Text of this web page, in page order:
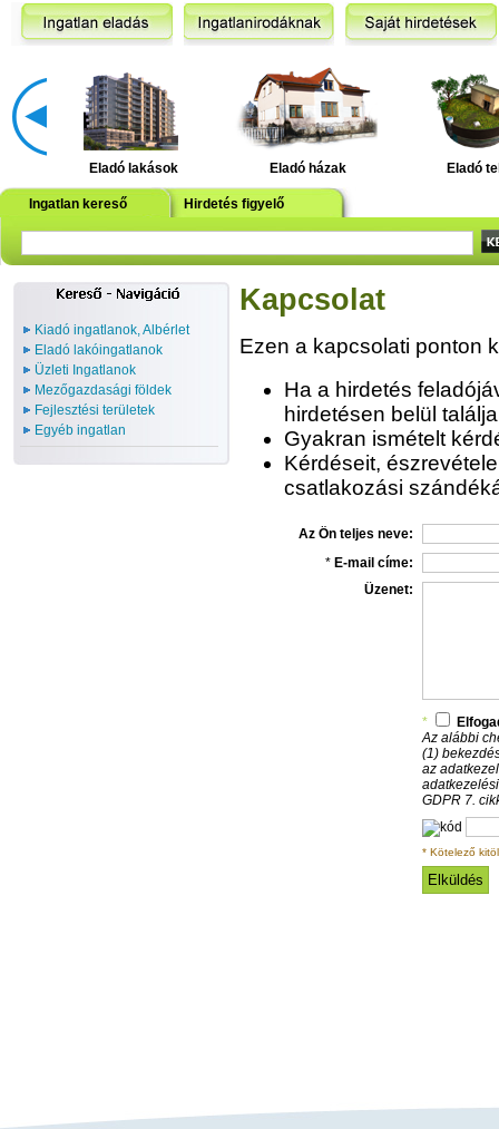
Eladó lakások Eladó házak Eladó
Ingatlan kereső Hirdetés figyelő
Kiadó ingatlanok, Albérlet
Eladó lakóingatlanok
Üzleti Ingatlanok
Mezőgazdasági földek
Fejlesztési területek
Egyéb ingatlan
Kapcsolat
Ezen a kapcsolati ponton
Ha a hirdetés
hirdetésen belül
Gyakran ismételt
Kérdéseit,
csatlakozási
Az Ön teljes neve:
* E-mail címe:
Üzenet:
*
Az alábbi
(1)
az
GDPR 7.
* Kötelező